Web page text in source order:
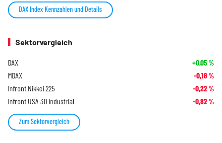
DAX Index Kennzahlen und Details
Sektorvergleich
DAX +0,05%
MDAX -0,18%
Infront Nikkei 225 -0,22%
Infront USA 30 Industrial -0,82%
Zum Sektorvergleich